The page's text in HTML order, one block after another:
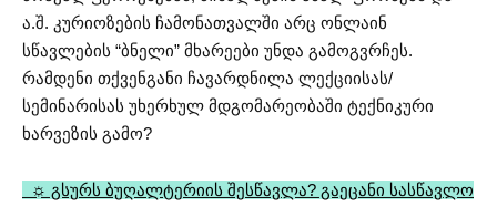
ა.შ. კურიოზების ჩამონათვალში არც ონლაინ
სწავლების “ბნელი” მხარეები უნდა გამოგვრჩეს.
რამდენი თქვენგანი ჩავარდნილა ლექციისას/
სემინარისას უხერხულ მდგომარეობაში ტექნიკური
ხარვეზის გამო?
☼ გსურს ბუღალტერიის შესწავლა? გაეცანი სასწავლო